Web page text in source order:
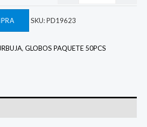
SKU:PD19623
, GLOBOS PAQUETE 50PCS